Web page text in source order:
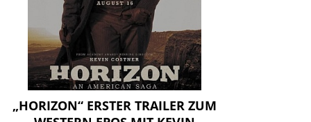
„HORIZON“ ERSTER TRAILER ZUM